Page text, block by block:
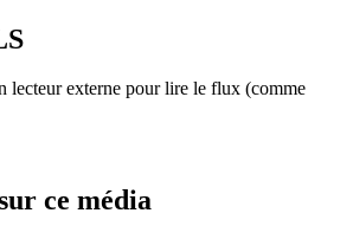
lecteur externe pour lire le flux (comme
ce média